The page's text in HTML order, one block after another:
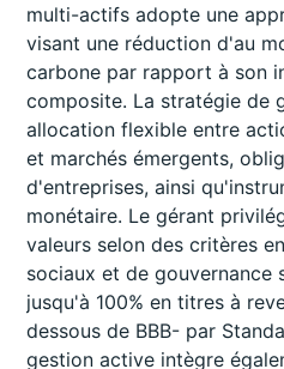
multi-actifs adopte une
visant une réduction d'au
carbone par rapport à son
composite. La stratégie de
allocation flexible entre
et marchés émergents,
d'entreprises, ainsi
monétaire. Le gérant
valeurs selon des critères
sociaux et de gouvernance
jusqu'à 100% en titres à
dessous de BBB- par
gestion active intègre